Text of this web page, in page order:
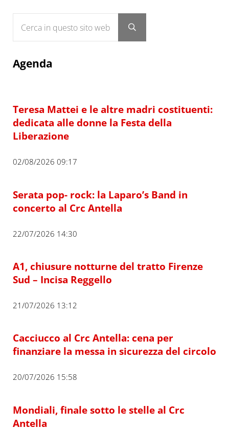
Submit search
Agenda
Teresa Mattei e le altre madri costituenti:
dedicata alle donne la Festa della
Liberazione
02/08/2026 09:17
Serata pop- rock: la Laparo’s Band in
concerto al Crc Antella
22/07/2026 14:30
A1, chiusure notturne del tratto Firenze
Sud – Incisa Reggello
21/07/2026 13:12
Cacciucco al Crc Antella: cena per
finanziare la messa in sicurezza del circolo
20/07/2026 15:58
Mondiali, finale sotto le stelle al Crc
Antella